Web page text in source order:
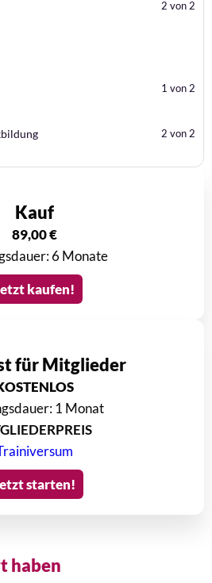
2 von 2
1 von 2
2 von 2
Kauf
89,00€
6 Monate
kaufen!
für Mitglieder
1 Monat
starten!
haben